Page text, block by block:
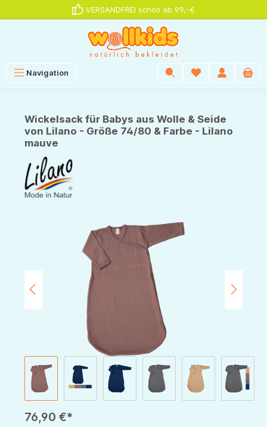
VERSANDFREI schon ab 99,-€
Navigation
Wickelsack für Babys aus Wolle & Seide
von Lilano - Größe 74/80 & Farbe - Lilano
mauve
Bildergalerie überspringen
76,90 €*